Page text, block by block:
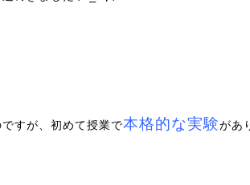
すが、初めて授業で本格的な実験があ